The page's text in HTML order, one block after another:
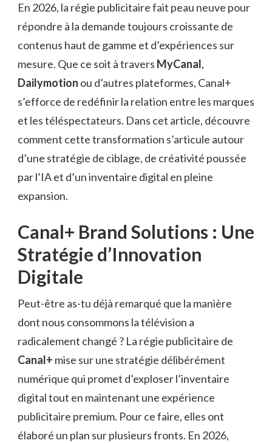
En 2026, la régie publicitaire fait peau neuve pour
répondre à la demande toujours croissante de
contenus haut de gamme et d’expériences sur
mesure. Que ce soit à travers MyCanal,
Dailymotion ou d’autres plateformes, Canal+
s’efforce de redéfinir la relation entre les marques
et les téléspectateurs. Dans cet article, découvre
comment cette transformation s’articule autour
d’une stratégie de ciblage, de créativité poussée
par l’IA et d’un inventaire digital en pleine
expansion.
Canal+ Brand Solutions : Une
Stratégie d’Innovation
Digitale
Peut-être as-tu déjà remarqué que la manière
dont nous consommons la télévision a
radicalement changé ? La régie publicitaire de
Canal+ mise sur une stratégie délibérément
numérique qui promet d’exploser l’inventaire
digital tout en maintenant une expérience
publicitaire premium. Pour ce faire, elles ont
élaboré un plan sur plusieurs fronts. En 2026,